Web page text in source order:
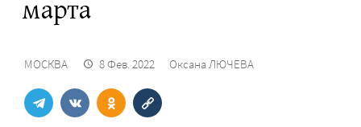
марта
МОСКВА 8 Фев. 2022 Оксана ЛЮЧЕВА